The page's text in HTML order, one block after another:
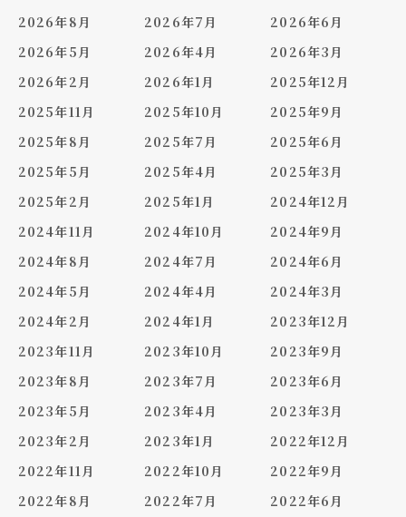
2026年8月 2026年7月
2026年6月
2026年5月
2026年4月
2026年3月
2026年2月
2026年1月
2025年12月
2025年11月
2025年10月
2025年9月
2025年8月
2025年7月
2025年6月
2025年5月
2025年4月
2025年3月
2025年2月
2025年1月
2024年12月
2024年11月
2024年10月
2024年9月
2024年8月
2024年7月
2024年6月
2024年5月
2024年4月
2024年3月
2024年2月
2024年1月
2023年12月
2023年11月
2023年10月
2023年9月
2023年8月
2023年7月
2023年6月
2023年5月
2023年4月
2023年3月
2023年2月
2023年1月
2022年12月
2022年11月
2022年10月
2022年9月
2022年8月
2022年7月
2022年6月